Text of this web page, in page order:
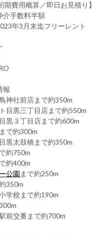
費用概算／即日お見積り】
介手数料半額
年3月末迄フリーレント
報
神社前店まで約350m
目黒三丁目店まで約550m
黒３丁目店まで約600m
で約300m
黒太鼓橋まで約350m
約750m
約400m
公園 まで約250m
350m
学校まで約190m
前交番まで約700m